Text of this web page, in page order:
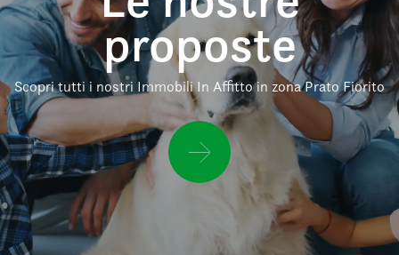
proposte
Scopri tutti i nostri Immobili In Affitto in zona Prato Fiorito